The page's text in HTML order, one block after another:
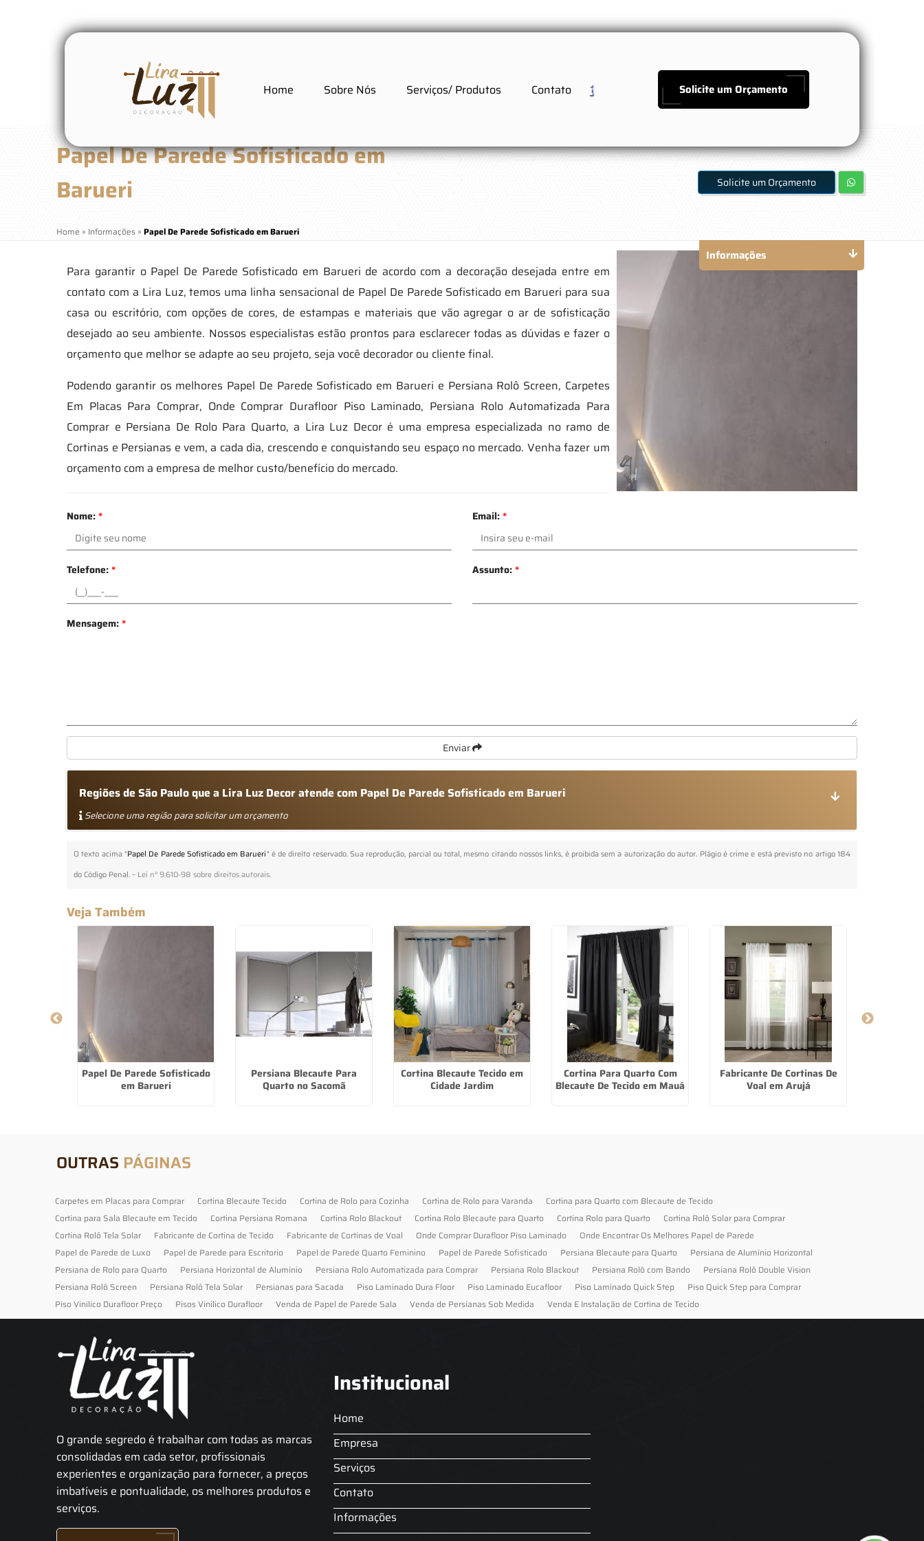
Home Sobre Nós Serviços/ Produtos Contato Solicite um Orçamento
Papel De Parede Sofisticado em
Barueri
Home » Informações »Papel De Parede Sofisticado em Barueri
Solicite um Orçamento
Para garantir o Papel De Parede Sofisticado em Barueri de acordo com a decoração desejada entre em
contato com a Lira Luz, temos uma linha sensacional de Papel De Parede Sofisticado em Barueri para sua
casa ou escritório, com opções de cores, de estampas e materiais que vão agregar o ar de sofisticação
desejado ao seu ambiente. Nossos especialistas estão prontos para esclarecer todas as dúvidas e fazer o
orçamento que melhor se adapte ao seu projeto, seja você decorador ou cliente final.
Podendo garantir os melhores Papel De Parede Sofisticado em Barueri e Persiana Rolô Screen, Carpetes
Em Placas Para Comprar, Onde Comprar Durafloor Piso Laminado, Persiana Rolo Automatizada Para
Comprar e Persiana De Rolo Para Quarto, a Lira Luz Decor é uma empresa especializada no ramo de
Cortinas e Persianas e vem, a cada dia, crescendo e conquistando seu espaço no mercado. Venha fazer um
orçamento com a empresa de melhor custo/benefício do mercado.
Nome:* Email:*
Telefone:* Assunto:*
Mensagem:*
Enviar
Regiões de São Paulo que a Lira Luz Decor atende com Papel De Parede Sofisticado em Barueri
Selecione uma região para solicitar um orçamento
O texto acima "Papel De Parede Sofisticado em Barueri" é de direito reservado. Sua reprodução, parcial ou total, mesmo citando nossos links, é proibida sem a autorização do autor. Plágio é crime e está previsto no artigo 184
do Código Penal. – Lei n° 9.610-98 sobre direitos autorais.
Informações
Veja Também
Papel De Parede Sofisticado
em Barueri
Persiana Blecaute Para
Quarto no Sacomã
Cortina Blecaute Tecido em
Cidade Jardim
Cortina Para Quarto Com
Blecaute De Tecido em Mauá
Fabricante De Cortinas De
Voal em Arujá
OUTRAS PÁGINAS
Carpetes em Placas para Comprar Cortina Blecaute Tecido Cortina de Rolo para Cozinha Cortina de Rolo para Varanda
Cortina para Quarto com Blecaute de Tecido
Cortina para Sala Blecaute em Tecido
Cortina Persiana Romana Cortina Rolo Blackout Cortina Rolo Blecaute para Quarto Cortina Rolo para Quarto
Cortina Rolô Solar para Comprar
Cortina Rolô Tela Solar
Fabricante de Cortina de Tecido Fabricante de Cortinas de Voal Onde Comprar Durafloor Piso Laminado
Onde Encontrar Os Melhores Papel de Parede
Papel de Parede de Luxo
Papel de Parede para Escritorio Papel de Parede Quarto Feminino Papel de Parede Sofisticado Persiana Blecaute para Quarto
Persiana de Alumínio Horizontal
Persiana de Rolo para Quarto
Persiana Horizontal de Alumínio Persiana Rolo Automatizada para Comprar Persiana Rolo Blackout Persiana Rolô com Bando
Persiana Rolô Double Vision
Persiana Rolô Screen
Persiana Rolô Tela Solar Persianas para Sacada Piso Laminado Dura Floor Piso Laminado Eucafloor Piso Laminado Quick Step
Piso Quick Step para Comprar
Piso Vinilico Durafloor Preço
Pisos Vinilico Durafloor Venda de Papel de Parede Sala Venda de Persianas Sob Medida Venda E Instalação de Cortina de Tecido
O grande segredo é trabalhar com todas as marcas
consolidadas em cada setor, profissionais
experientes e organização para fornecer, a preços
imbatíveis e pontualidade, os melhores produtos e
serviços.
Institucional
Home
Empresa
Serviços
Contato
Informações